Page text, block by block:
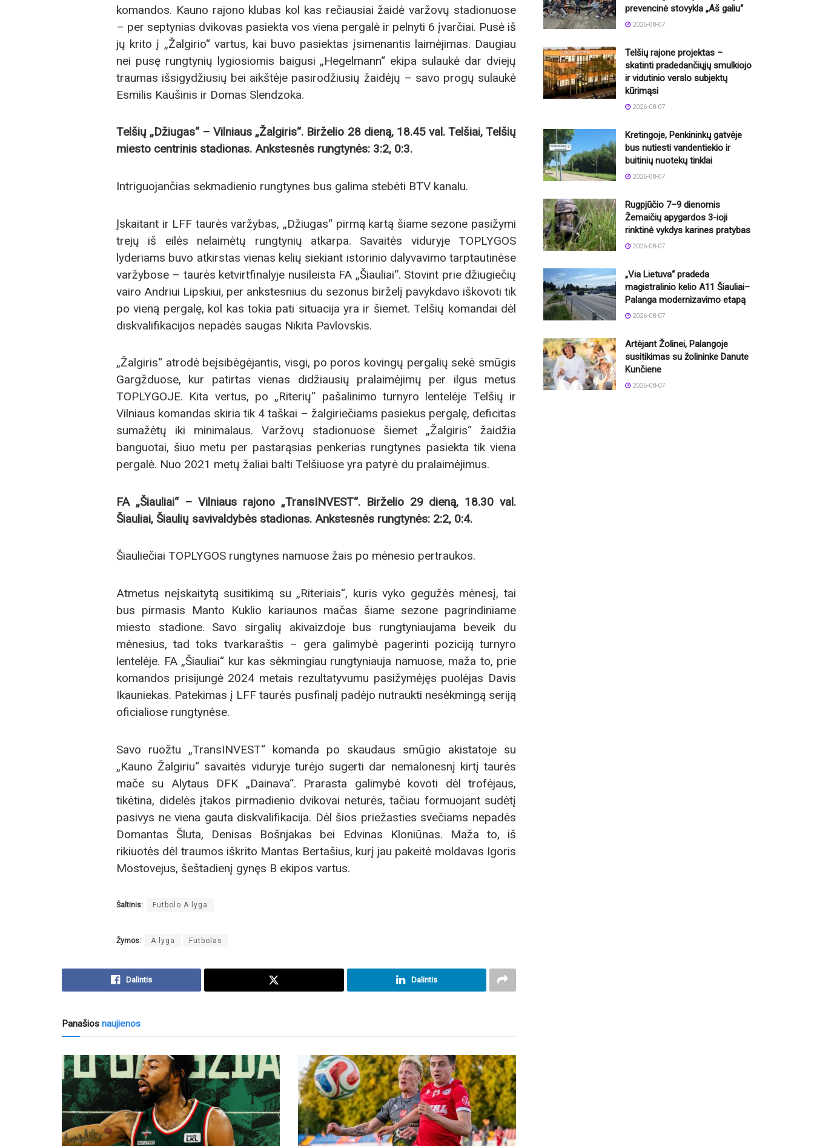
komandos. Kauno rajono klubas kol kas rečiausiai žaidė varžovų stadionuose
– per septynias dvikovas pasiekta vos viena pergalė ir pelnyti 6 įvarčiai. Pusė iš
jų krito į „Žalgirio“ vartus, kai buvo pasiektas įsimenantis laimėjimas. Daugiau
nei pusę rungtynių lygiosiomis baigusi „Hegelmann“ ekipa sulaukė dar dviejų
traumas išsigydžiusių bei aikštėje pasirodžiusių žaidėjų – savo progų sulaukė
Esmilis Kaušinis ir Domas Slendzoka.
Telšių „Džiugas“ – Vilniaus „Žalgiris“. Birželio 28 dieną, 18.45 val. Telšiai, Telšių
miesto centrinis stadionas. Ankstesnės rungtynės: 3:2, 0:3.
Intriguojančias sekmadienio rungtynes bus galima stebėti BTV kanalu.
Įskaitant ir LFF taurės varžybas, „Džiugas“ pirmą kartą šiame sezone pasižymi
trejų iš eilės nelaimėtų rungtynių atkarpa. Savaitės viduryje TOPLYGOS
lyderiams buvo atkirstas vienas kelių siekiant istorinio dalyvavimo tarptautinėse
varžybose – taurės ketvirtfinalyje nusileista FA „Šiauliai“. Stovint prie džiugiečių
vairo Andriui Lipskiui, per ankstesnius du sezonus birželį pavykdavo iškovoti tik
po vieną pergalę, kol kas tokia pati situacija yra ir šiemet. Telšių komandai dėl
diskvalifikacijos nepadės saugas Nikita Pavlovskis.
„Žalgiris“ atrodė beįsibėgėjantis, visgi, po poros kovingų pergalių sekė smūgis
Gargžduose, kur patirtas vienas didžiausių pralaimėjimų per ilgus metus
TOPLYGOJE. Kita vertus, po „Riterių“ pašalinimo turnyro lentelėje Telšių ir
Vilniaus komandas skiria tik 4 taškai – žalgiriečiams pasiekus pergalę, deficitas
sumažėtų iki minimalaus. Varžovų stadionuose šiemet „Žalgiris“ žaidžia
banguotai, šiuo metu per pastarąsias penkerias rungtynes pasiekta tik viena
pergalė. Nuo 2021 metų žaliai balti Telšiuose yra patyrė du pralaimėjimus.
FA „Šiauliai“ – Vilniaus rajono „TransINVEST“. Birželio 29 dieną, 18.30 val.
Šiauliai, Šiaulių savivaldybės stadionas. Ankstesnės rungtynės: 2:2, 0:4.
Šiauliečiai TOPLYGOS rungtynes namuose žais po mėnesio pertraukos.
Atmetus neįskaitytą susitikimą su „Riteriais“, kuris vyko gegužės mėnesį, tai
bus pirmasis Manto Kuklio kariaunos mačas šiame sezone pagrindiniame
miesto stadione. Savo sirgalių akivaizdoje bus rungtyniaujama beveik du
mėnesius, tad toks tvarkaraštis – gera galimybė pagerinti poziciją turnyro
lentelėje. FA „Šiauliai“ kur kas sėkmingiau rungtyniauja namuose, maža to, prie
komandos prisijungė 2024 metais rezultatyvumu pasižymėjęs puolėjas Davis
Ikauniekas. Patekimas į LFF taurės pusfinalį padėjo nutraukti nesėkmingą seriją
oficialiose rungtynėse.
Savo ruožtu „TransINVEST“ komanda po skaudaus smūgio akistatoje su
„Kauno Žalgiriu“ savaitės viduryje turėjo sugerti dar nemalonesnį kirtį taurės
mače su Alytaus DFK „Dainava“. Prarasta galimybė kovoti dėl trofėjaus,
tikėtina, didelės įtakos pirmadienio dvikovai neturės, tačiau formuojant sudėtį
pasivys ne viena gauta diskvalifikacija. Dėl šios priežasties svečiams nepadės
Domantas Šluta, Denisas Bošnjakas bei Edvinas Kloniūnas. Maža to, iš
rikiuotės dėl traumos iškrito Mantas Bertašius, kurį jau pakeitė moldavas Igoris
Mostovejus, šeštadienį gynęs B ekipos vartus.
Šaltinis: Futbolo A lyga
Žymos: A lyga Futbolas
Dalintis Dalintis
Panašios naujienos
prevencinė stovykla „Aš galiu“
2026-08-07
Telšių rajone projektas –
skatinti pradedančiųjų smulkiojo
ir vidutinio verslo subjektų
kūrimąsi
2026-08-07
Kretingoje, Penkininkų gatvėje
bus nutiesti vandentiekio ir
buitinių nuotekų tinklai
2026-08-07
Rugpjūčio 7–9 dienomis
Žemaičių apygardos 3-ioji
rinktinė vykdys karines pratybas
2026-08-07
„Via Lietuva“ pradeda
magistralinio kelio A11 Šiauliai–
Palanga modernizavimo etapą
2026-08-07
Artėjant Žolinei, Palangoje
susitikimas su žolininke Danute
Kunčiene
2026-08-07